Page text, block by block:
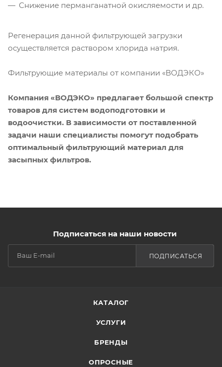
Снижение перманганатной окисляемости и др.
Регенерация данной фильтрующей загрузки
осуществляется раствором хлорида натрия.
Фильтрующие материалы от компании «ВОДЭКО»
Компания «ВОДЭКО» предлагает большой спектр
товаров для систем водоподготовки и
водоочистки. В зависимости от поставленной
задачи наши специалисты помогут подобрать
оптимальный фильтрующий материал для
засыпных фильтров.
Подписаться на наши новости
ПОДПИСАТЬСЯ
КАТАЛОГ
УСЛУГИ
БРЕНДЫ
ОПРОСНЫЕ